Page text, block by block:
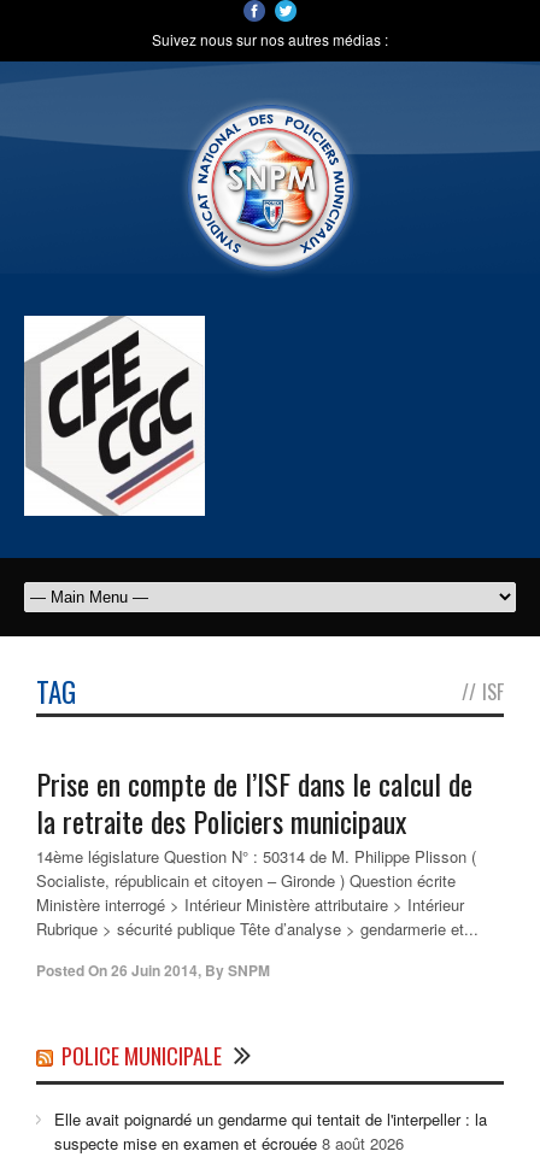
Suivez nous sur nos autres médias :
TAG // ISF
Prise en compte de l’ISF dans le calcul de
la retraite des Policiers municipaux
14ème législature Question N° : 50314 de M. Philippe Plisson (
Socialiste, républicain et citoyen – Gironde ) Question écrite
Ministère interrogé > Intérieur Ministère attributaire > Intérieur
Rubrique > sécurité publique Tête d’analyse > gendarmerie et...
Posted On26 Juin 2014, BySNPM
POLICE MUNICIPALE
Elle avait poignardé un gendarme qui tentait de l'interpeller : la
suspecte mise en examen et écrouée 8 août 2026